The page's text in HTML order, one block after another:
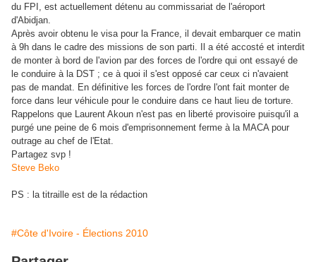
du FPI, est actuellement détenu au commissariat de l'aéroport
d'Abidjan.
Après avoir obtenu le visa pour la France, il devait embarquer ce matin
à 9h dans le cadre des missions de son parti. Il a été accosté et interdit
de monter à bord de l'avion par des forces de l'ordre qui ont essayé de
le conduire à la DST ; ce à quoi il s'est opposé car ceux ci n'avaient
pas de mandat. En définitive les forces de l'ordre l'ont fait monter de
force dans leur véhicule pour le conduire dans ce haut lieu de torture.
Rappelons que Laurent Akoun n'est pas en liberté provisoire puisqu'il a
purgé une peine de 6 mois d'emprisonnement ferme à la MACA pour
outrage au chef de l'Etat.
Partagez svp !
Steve Beko
PS : la titraille est de la rédaction
#Côte d'Ivoire - Élections 2010